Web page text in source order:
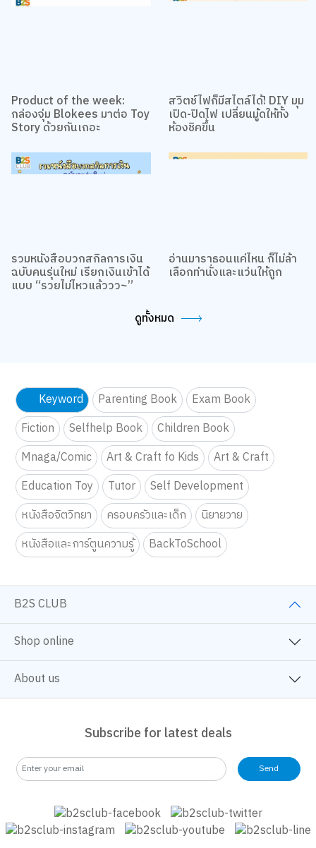
Product of the week:
กล่องจุ่ม Blokees มาต่อ Toy
สวิตช์ไฟก็มีสไตล์ได้! DIY มุม
เปิด-ปิดไฟ เปลี่ยนมู้ดให้ทั้ง
รวมหนังสือบวกสกิลการเงิน
ฉบับคนรุ่นใหม่ เรียกเงินเข้าได้
อ่านมาราธอนแค่ไหน ก็ไม่ล้า
Keyword Parenting Book
Exam Book
Fiction
Selfhelp Book
Children Book
Mnaga/Comic
Art & Craft fo Kids
Art & Craft
Education Toy
Tutor
Self Development
หนังสือจิตวิทยา
ครอบครัวและเด็ก
นิยายวาย
หนังสือและการ์ตูนความรู้
BackToSchool
B2S CLUB
Shop online
About us
Subscribe for latest deals